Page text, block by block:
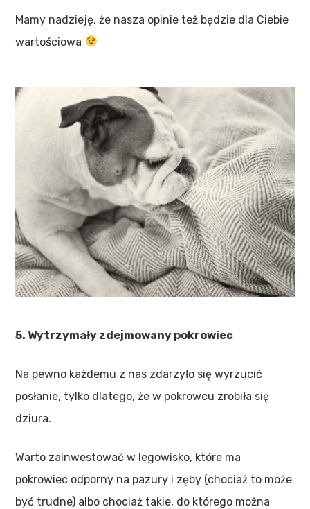
Mamy nadzieję, że nasza opinie też będzie dla Ciebie
wartościowa
5. Wytrzymały zdejmowany pokrowiec
Na pewno każdemu z nas zdarzyło się wyrzucić
posłanie, tylko dlatego, że w pokrowcu zrobiła się
dziura.
Warto zainwestować w legowisko, które ma
pokrowiec odporny na pazury i zęby (chociaż to może
być trudne) albo chociaż takie, do którego można